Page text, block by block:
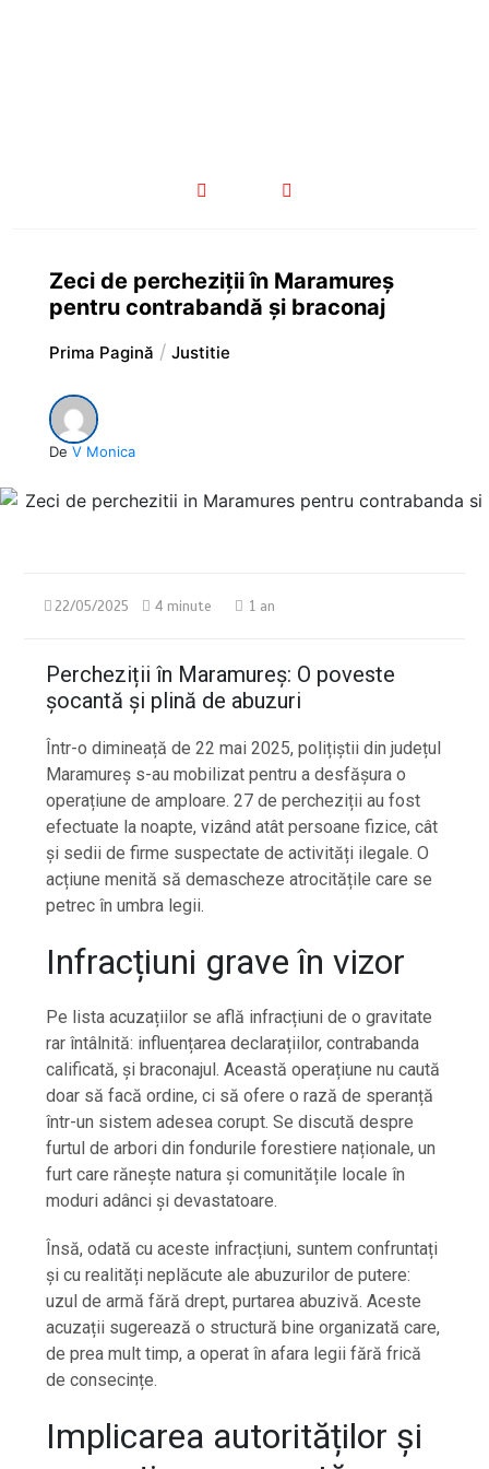
Zeci de percheziții în Maramureș
pentru contrabandă și braconaj
Prima Pagină Justitie
De V Monica
22/05/2025 4 minute 1 an
Percheziții în Maramureș: O poveste
șocantă și plină de abuzuri
Într-o dimineață de 22 mai 2025, polițiștii din județul
Maramureș s-au mobilizat pentru a desfășura o
operațiune de amploare. 27 de percheziții au fost
efectuate la noapte, vizând atât persoane fizice, cât
și sedii de firme suspectate de activități ilegale. O
acțiune menită să demascheze atrocitățile care se
petrec în umbra legii.
Infracțiuni grave în vizor
Pe lista acuzațiilor se află infracțiuni de o gravitate
rar întâlnită: influențarea declarațiilor, contrabanda
calificată, și braconajul. Această operațiune nu caută
doar să facă ordine, ci să ofere o rază de speranță
într-un sistem adesea corupt. Se discută despre
furtul de arbori din fondurile forestiere naționale, un
furt care rănește natura și comunitățile locale în
moduri adânci și devastatoare.
Însă, odată cu aceste infracțiuni, suntem confruntați
și cu realități neplăcute ale abuzurilor de putere:
uzul de armă fără drept, purtarea abuzivă. Aceste
acuzații sugerează o structură bine organizată care,
de prea mult timp, a operat în afara legii fără frică
de consecințe.
Implicarea autorităților și